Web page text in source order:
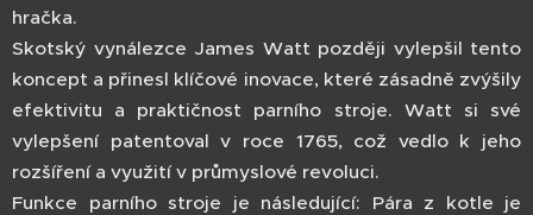
hračka.
Skotský vynálezce James Watt později vylepšil tento
koncept a přinesl klíčové inovace, které zásadně zvýšily
efektivitu a praktičnost parního stroje. Watt si své
vylepšení patentoval v roce 1765, což vedlo k jeho
rozšíření a využití v průmyslové revoluci.
Funkce parního stroje je následující: Pára z kotle je